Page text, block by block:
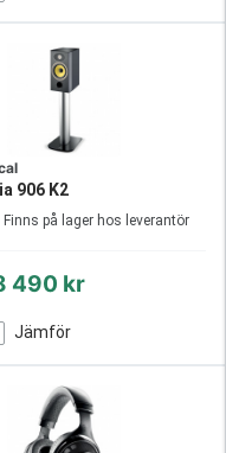
906 K2
Finns på lager hos leverantör
490 kr
Jämför